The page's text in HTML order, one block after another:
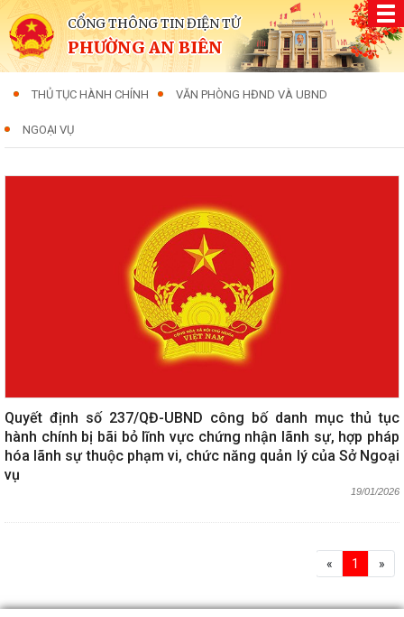
CỔNG THÔNG TIN ĐIỆN TỬ
PHƯỜNG AN BIÊN
THỦ TỤC HÀNH CHÍNH VĂN PHÒNG HĐND VÀ UBND
NGOẠI VỤ
Quyết định số 237/QĐ-UBND công bố danh mục thủ tục
hành chính bị bãi bỏ lĩnh vực chứng nhận lãnh sự, hợp pháp
hóa lãnh sự thuộc phạm vi, chức năng quản lý của Sở Ngoại
vụ
19/01/2026
« 1 »